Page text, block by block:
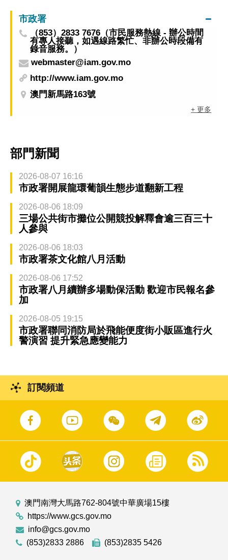
市政署
（853）2833 7676（市民服務熱線 - 辦公時間
有專人接聽，如遇線路繁忙、非辦公時段備有
錄音服務。）
webmaster@iam.gov.mo
http://www.iam.gov.mo
澳門新馬路163號
+ 更多
部門新聞
2026-08-07 16:16
市政署開展龍環葡韻生態步道翻新工程
2026-08-06 18:09
三場公共街市攤位公開競投解釋會逾三百三十
人參與
2026-08-06 18:03
市政署茶文化館八月活動
2026-08-06 17:52
市政署八月續辦多場動保活動 歡迎市民報名參
加
2026-08-05 19:15
市政署聯同消防局於飛能便度街小販區進行火
警演習 提升緊急應變能力
訂閱頻道
澳門南灣大馬路762-804號中華廣場15樓
https://www.gcs.gov.mo
info@gcs.gov.mo
(853)2833 2886
(853)2835 5426